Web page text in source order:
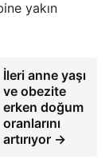
yakın
İleri anne yaşı
ve obezite
erken doğum
oranlarını
artırıyor →